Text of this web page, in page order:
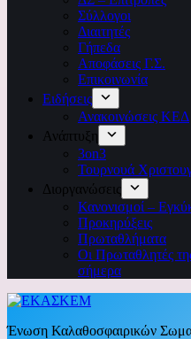
Σύλλογοι
Διαιτητές
Γήπεδα
Αποφάσεις Γ.Σ.
Επικοινωνία
Ειδήσεις
Ανακοινώσεις ΚΕΔ
Ανάπτυξη
3on3
Τουρνουά
Διοργανώσεις
Κανονισμοί –
Προκηρύξεις
Πρωταθλήματα
Οι Πρωταθλητές
σήμερα
Ένωση Καλαθοσφαιρικών